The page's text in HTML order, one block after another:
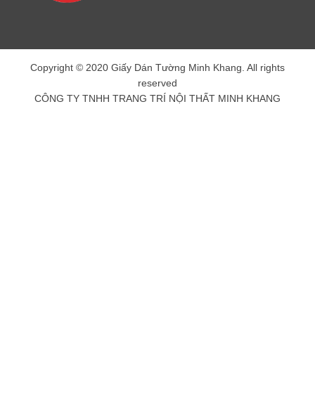
Copyright © 2020 Giấy Dán Tường Minh Khang. All rights
reserved
CÔNG TY TNHH TRANG TRÍ NỘI THẤT MINH KHANG